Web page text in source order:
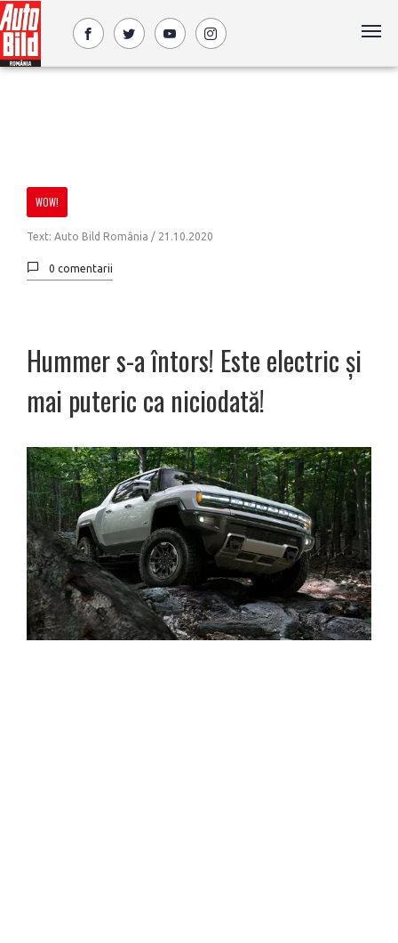
WOW!
Text: Auto Bild România / 21.10.2020
0 comentarii
Hummer s-a întors! Este electric și
mai puteric ca niciodată!